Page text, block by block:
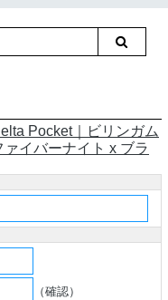
Pocket｜ビリンガム
イバーナイト x ブラ
（確認）